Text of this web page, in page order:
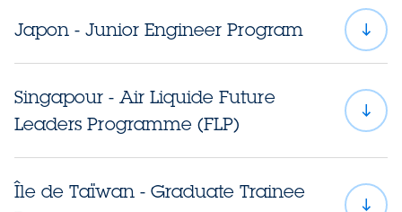
En savoir plus sur ce programme
Air
Japon - Junior Engineer Program
Singapour - Air Liquide Future
Leaders Programme (FLP)
Île de Taïwan - Graduate Trainee